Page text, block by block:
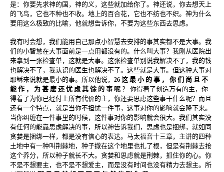
是：你要先求神的国，神的义，这些就加给你了。神还说，你去想天上
的飞鸟，它也不种也不收。地上的百合花，它也不纺也不织。神为什么
要用这么极致的比喻，他就想告诉你，不要为这些东西去思虑。
我有时会想，我们能用自己那点小智慧去安排的事其实都不是大事。我
们的小智慧在大事面前是一点用都没有的。什么叫大事？我刚从医院出
来拿到一张检查单，这就是大事。这张检查单别说我解决不了，我的钱
也解决不了，我认识的医生也解决不了。这些就是大事。但这种大事对
耶稣来说就是最小的事。所以他说， 26 这 最 小 的 事 ， 你 们 尚 且 不
能 作 ， 为 甚 麽 还 忧 虑 其 馀 的 事 呢 ？ 你得着了创造万有的主，你
得着了为你已经付上所有代价的主，你还要思虑这些事干什么呢？而且
还有一个特点，就是当你不担忧一件事，这事对你的影响就会降下来。
当你纠缠在一件事里的时候，这件事对你的影响就会很大。我们其实没
有任何的能靠思虑解决的事，所以神告诉我们，思虑也是捆绑，就如同
贪婪是捆绑一样，都是没有信心的表达。马太福音十三章，主讲的四种
土地中有一种叫荆棘地，种子撒在这个地里也扎了根，但是有荆棘去抢
这个养分，所以种子就长不大。贪婪和思虑就是荆棘，抓住你的心。你
不是不想要主，也不是不想爱主，而是没有时间也没有精力去想主。所